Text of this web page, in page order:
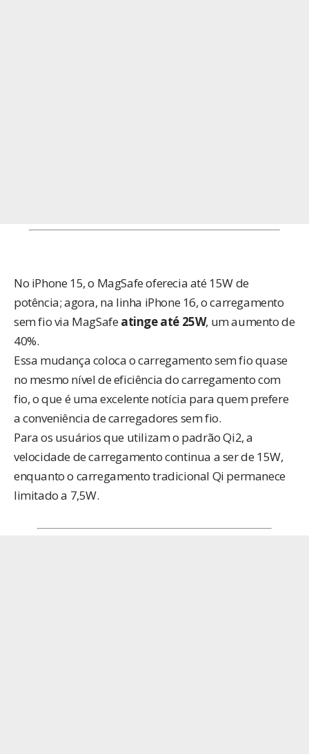
No iPhone 15, o MagSafe oferecia até 15W de
potência; agora, na linha iPhone 16, o carregamento
sem fio via MagSafe atinge até 25W, um aumento de
40%.
Essa mudança coloca o carregamento sem fio quase
no mesmo nível de eficiência do carregamento com
fio, o que é uma excelente notícia para quem prefere
a conveniência de carregadores sem fio.
Para os usuários que utilizam o padrão Qi2, a
velocidade de carregamento continua a ser de 15W,
enquanto o carregamento tradicional Qi permanece
limitado a 7,5W.